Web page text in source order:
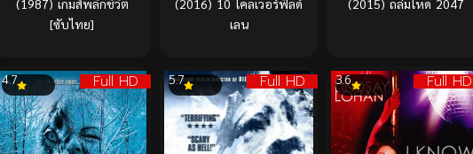
(1987) เกมส์พลิกชีวิต
[ซับไทย]
(2016) 10 โคลเวอร์ฟิลด์
เลน
(2015) ถล่มโหด 2047
Full HD
4.7 Full HD
5.7 Full HD
3.6